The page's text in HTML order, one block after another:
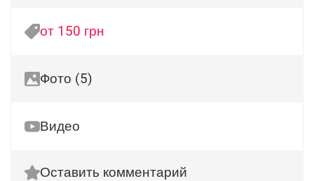
от 150 грн
Фото (5)
Видео
Оставить комментарий